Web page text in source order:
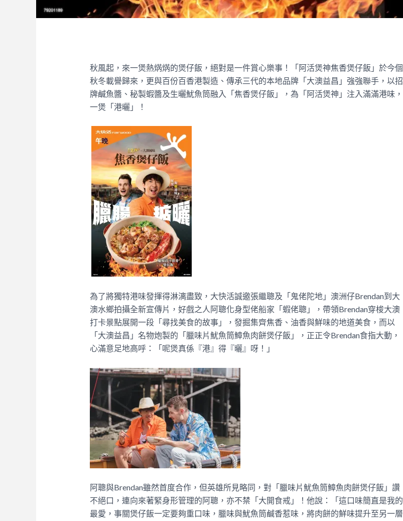
秋風起，來一煲熱焫焫的煲仔飯，絕對是一件賞心樂事！「阿活煲神焦香煲仔飯」於今個
秋冬載譽歸來，更與百份百香港製造、傳承三代的本地品牌「大澳益昌」強強聯手，以招
牌鹹魚醬、秘製蝦醬及生曬魷魚筒融入「焦香煲仔飯」，為「阿活煲神」注入滿滿港味，
一煲「港曬」！
為了將獨特港味發揮得淋漓盡致，大快活誠邀張繼聰及「鬼佬陀地」澳洲仔Brendan到大
澳水鄉拍攝全新宣傳片，好戲之人阿聰化身型佬船家「蝦佬聰」，帶領Brendan穿梭大澳
打卡景點展開一段「尋找美食的故事」，發掘集齊焦香、油香與鮮味的地道美食，而以
「大澳益昌」名物炮製的「臘味片魷魚筒鱆魚肉餅煲仔飯」，正正令Brendan食指大動，
心滿意足地高呼：「呢煲真係『港』得『曬』呀！」
阿聰與Brendan雖然首度合作，但英雄所見略同，對「臘味片魷魚筒鱆魚肉餅煲仔飯」讚
不絕口，連向來著緊身形管理的阿聰，亦不禁「大開食戒」！他說：「這口味簡直是我的
最愛，事關煲仔飯一定要夠重口味，臘味與魷魚筒鹹香惹味，將肉餅的鮮味提升至另一層